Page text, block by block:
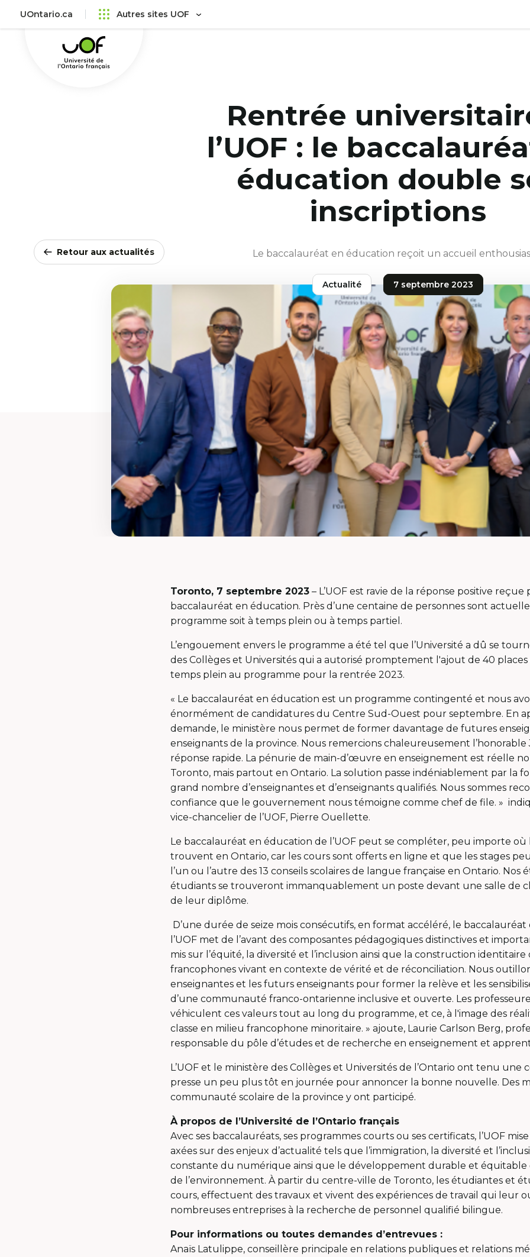
UOntario.ca Autres sites UOF
Université
de
l'Ontario
Rentrée
l’UOF : le
éducation double
inscriptions
Le baccalauréat en éducation reçoit un accueil
Retour aux actualités
Actualité 7 septembre 2023
Toronto, 7 septembre 2023 – L’UOF est ravie de la réponse positive
baccalauréat en éducation. Près d’une centaine de personnes sont
programme soit à temps plein ou à temps partiel.
L’engouement envers le programme a été tel que l’Université a dû se
des Collèges et Universités qui a autorisé promptement l'ajout de 40 places
temps plein au programme pour la rentrée 2023.
« Le baccalauréat en éducation est un programme contingenté et nous
énormément de candidatures du Centre Sud-Ouest pour septembre. En
demande, le ministère nous permet de former davantage de futures
enseignants de la province. Nous remercions chaleureusement
réponse rapide. La pénurie de main-d’œuvre en enseignement est réelle
Toronto, mais partout en Ontario. La solution passe indéniablement par la
grand nombre d’enseignantes et d’enseignants qualifiés. Nous sommes
confiance que le gouvernement nous témoigne comme chef de file. »
vice-chancelier de l’UOF, Pierre Ouellette.
Le baccalauréat en éducation de l’UOF peut se compléter, peu importe où
trouvent en Ontario, car les cours sont offerts en ligne et que les stages
l’un ou l’autre des 13 conseils scolaires de langue française en Ontario. Nos
étudiants se trouveront immanquablement un poste devant une salle de
de leur diplôme.
D’une durée de seize mois consécutifs, en format accéléré, le
l’UOF met de l’avant des composantes pédagogiques distinctives et
mis sur l’équité, la diversité et l’inclusion ainsi que la construction identitaire
francophones vivant en contexte de vérité et de réconciliation. Nous
enseignantes et les futurs enseignants pour former la relève et les
d’une communauté franco-ontarienne inclusive et ouverte. Les
véhiculent ces valeurs tout au long du programme, et ce, à l'image des
classe en milieu francophone minoritaire. » ajoute, Laurie Carlson Berg,
responsable du pôle d’études et de recherche en enseignement et
L’UOF et le ministère des Collèges et Universités de l’Ontario ont tenu une
presse un peu plus tôt en journée pour annoncer la bonne nouvelle. Des
communauté scolaire de la province y ont participé.
À propos de l’Université de l’Ontario français
Avec ses baccalauréats, ses programmes courts ou ses certificats, l’UOF
axées sur des enjeux d’actualité tels que l’immigration, la diversité et
constante du numérique ainsi que le développement durable et équitable
de l’environnement. À partir du centre-ville de Toronto, les étudiantes et
cours, effectuent des travaux et vivent des expériences de travail qui leur
nombreuses entreprises à la recherche de personnel qualifié bilingue.
Pour informations ou toutes demandes d’entrevues :
Anaïs Latulippe, conseillère principale en relations publiques et relations